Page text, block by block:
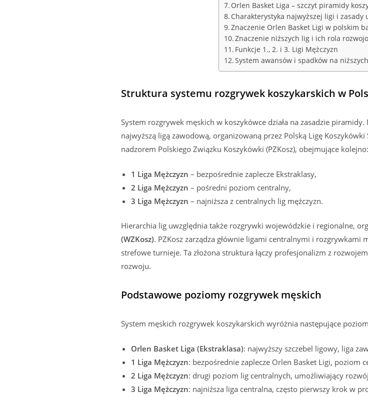
Orlen Basket Liga – szczyt piramidy
Charakterystyka najwyższej ligi i zasady
Znaczenie Orlen Basket Ligi w polskim
Znaczenie niższych lig i ich rola
Funkcje 1., 2. i 3. Ligi Mężczyzn
System awansów i spadków na
Struktura systemu rozgrywek koszykarskich w
System rozgrywek męskich w koszykówce działa na zasadzie piramidy.
najwyższą ligą zawodową, organizowaną przez Polską Ligę
nadzorem Polskiego Związku Koszykówki (PZKosz), obejmujące kolejno:
1 Liga Mężczyzn – bezpośrednie zaplecze Ekstraklasy,
2 Liga Mężczyzn – pośredni poziom centralny,
3 Liga Mężczyzn – najniższa z centralnych lig mężczyzn.
Hierarchia lig uwzględnia także rozgrywki wojewódzkie i regionalne,
(WZKosz). PZKosz zarządza głównie ligami centralnymi i rozgrywkami
strefowe turnieje. Ta złożona struktura łączy profesjonalizm z
rozwoju.
Podstawowe poziomy rozgrywek męskich
System męskich rozgrywek koszykarskich wyróżnia następujące
Orlen Basket Liga (Ekstraklasa): najwyższy szczebel ligowy, liga
1 Liga Mężczyzn: bezpośrednie zaplecze Orlen Basket Ligi, poziom
2 Liga Mężczyzn: drugi poziom lig centralnych, umożliwiający
3 Liga Mężczyzn: najniższa liga centralna, często pierwszy krok w